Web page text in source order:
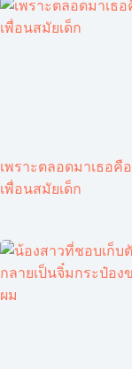
เพราะตลอดมาเธอคือ
เพื่อนสมัยเด็ก